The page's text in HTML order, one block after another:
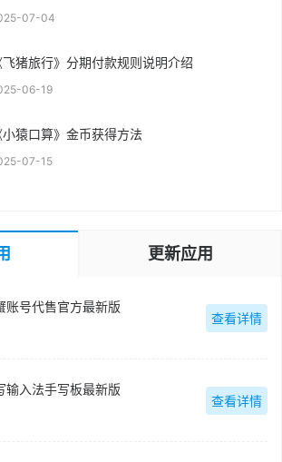
07-04
飞猪旅行》分期付款规则说明介绍
06-19
小猿口算》金币获得方法
07-15
更新应用
账号代售官方最新版
查看详情
输入法手写板最新版
查看详情